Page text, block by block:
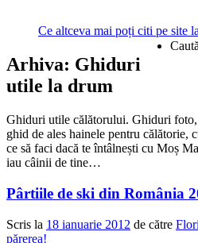
Ce altceva mai poți citi pe site
Arhiva: Ghiduri
utile la drum
Ghiduri utile călătorului. Ghiduri
ghid de ales hainele pentru călătorie,
ce să faci dacă te întâlnești cu Moș
iau câinii de tine…
Pârtiile de ski din România
Scris la 18 ianuarie 2012 de către
părerea!